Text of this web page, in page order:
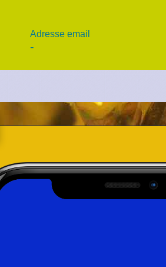
Adresse email
-